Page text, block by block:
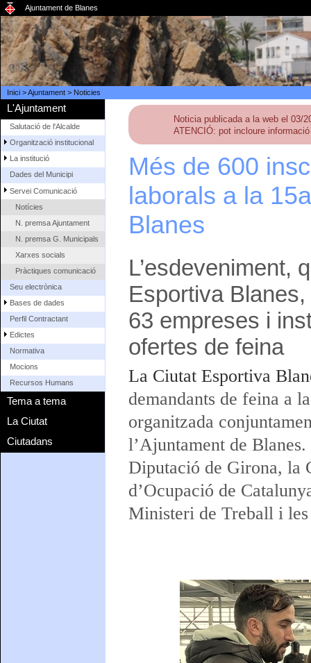
Ajuntament de Blanes
Inici>Ajuntament> Noticies
L'Ajuntament
Salutació de l'Alcalde
Organització institucional
La institució
Dades del Municipi
Servei Comunicació
Notícies
N. premsa Ajuntament
N. premsa G. Municipals
Xarxes socials
Pràctiques comunicació
Seu electrònica
Bases de dades
Perfil Contractant
Edictes
Normativa
Mocions
Recursos Humans
Tema a tema
La Ciutat
Ciutadans
Noticia publicada a la web el 03/
ATENCIÓ: pot incloure
Més de 600
laborals a la
Blanes
L’esdeveniment,
Esportiva
63 empreses i
ofertes de feina
La Ciutat Esportiva
demandants de feina a
organitzada
l’Ajuntament de
Diputació de Girona, la
d’Ocupació de
Ministeri de Treball i